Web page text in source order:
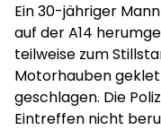
Ein 30-jähriger
auf der A14
teilweise zum
Motorhauben
geschlagen. Die
Eintreffen nicht